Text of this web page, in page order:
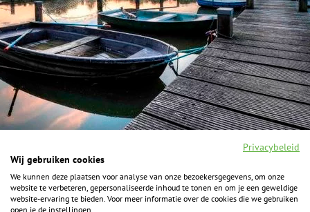
F
a
c
I
n
s
Y
o
u
P
i
n
Privacybeleid
Wij gebruiken cookies
We kunnen deze plaatsen voor analyse van onze bezoekersgegevens, om onze
website te verbeteren, gepersonaliseerde inhoud te tonen en om je een geweldige
website-ervaring te bieden. Voor meer informatie over de cookies die we gebruiken
open je de instellingen.